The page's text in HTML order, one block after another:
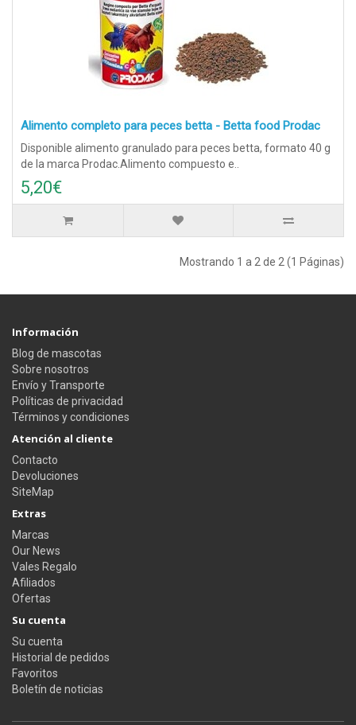
Alimento completo para peces betta - Betta food Prodac
Disponible alimento granulado para peces betta, formato 40 g
de la marca Prodac.Alimento compuesto e..
5,20€
Mostrando 1 a 2 de 2 (1 Páginas)
Información
Blog de mascotas
Sobre nosotros
Envío y Transporte
Políticas de privacidad
Términos y condiciones
Atención al cliente
Contacto
Devoluciones
SiteMap
Extras
Marcas
Our News
Vales Regalo
Afiliados
Ofertas
Su cuenta
Su cuenta
Historial de pedidos
Favoritos
Boletín de noticias